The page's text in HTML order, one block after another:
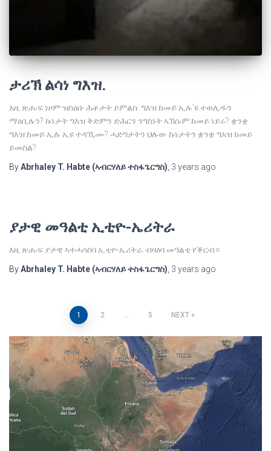
ታሪኽ ልሳነ ግእዝ.
እዚ ጽሑፍ ነዞም ዝስዕቡ ሕቶታት ይምልስ: ግእዝ ከመይ ኢሉ’ዩ ተወሊዱን
ማዕቢሉን? ኩነታት ግእዝ ቅድምን ድሕርን ንግስነት ኣኽሱም ከመይ ነይሩ? ቋንቋ
ግእዝ ከመይ ኢሉ ኢዩ ተዳኺሙ? ሓድግታትን ህሉው ኩነታትን ቋንቋ ግእዝ ከመይ
ይመስል?
ByAbrhaley T. Habte (ኣብርሃለይ ተስፋጌርግስ) 3 years ago
ያታዊ መዓልቲ ኢቲዮ-ኤሪትራ
እዚ ጽሑፍ ያታዊ ኣተሓሳስባ ኢቲዮ-ኤሪትራ ብዛዕባ መዓልቲ የቕርብ።
ByAbrhaley T. Habte (ኣብርሃለይ ተስፋጌርግስ) 3 years ago
pagination
1 2 5 NEXT